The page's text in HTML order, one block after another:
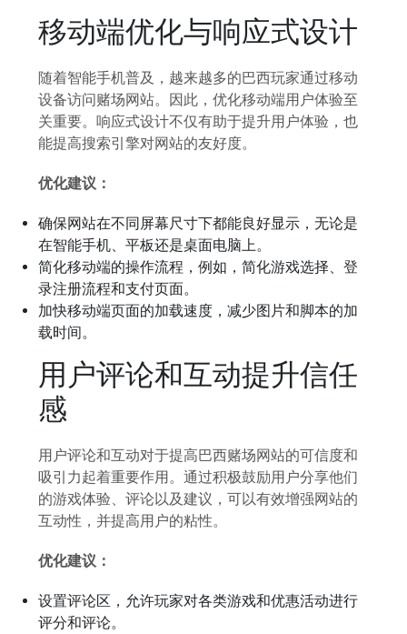
移动端优化与响应式设计
随着智能手机普及，越来越多的巴西玩家通过移动
设备访问赌场网站。因此，优化移动端用户体验至
关重要。响应式设计不仅有助于提升用户体验，也
能提高搜索引擎对网站的友好度。
优化建议：
确保网站在不同屏幕尺寸下都能良好显示，无论是
在智能手机、平板还是桌面电脑上。
简化移动端的操作流程，例如，简化游戏选择、登
录注册流程和支付页面。
加快移动端页面的加载速度，减少图片和脚本的加
载时间。
用户评论和互动提升信任
感
用户评论和互动对于提高巴西赌场网站的可信度和
吸引力起着重要作用。通过积极鼓励用户分享他们
的游戏体验、评论以及建议，可以有效增强网站的
互动性，并提高用户的粘性。
优化建议：
设置评论区，允许玩家对各类游戏和优惠活动进行
评分和评论。